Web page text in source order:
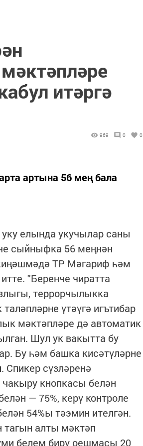
итәргә
969 0 0
артына 56 мең бала
елында укучылар саны
сыйныфка 56 меңнән
ТР Мәгариф һәм
"Беренче чиратта
террорчылыкка
үтәүгә игътибар
мәктәпләре дә автоматик
Шул ук вакытта бу
Бу һәм башка кисәтүләрне
Спикер сүзләренә
кнопкасы белән
— 75%, керү контроле
54%ы тәэмин ителгән.
тагын алты мәктәп
белем бирү оешмасы 20